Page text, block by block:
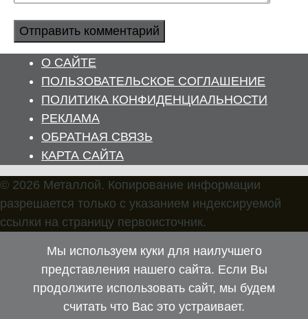
О САЙТЕ
ПОЛЬЗОВАТЕЛЬСКОЕ СОГЛАШЕНИЕ
ПОЛИТИКА КОНФИДЕНЦИАЛЬНОСТИ
РЕКЛАМА
ОБРАТНАЯ СВЯЗЬ
КАРТА САЙТА
© 2026 Металлой. Копирование информации
разрешается только с указанием индексируемой
ссылки на страницу первоисточник.
Мы используем куки для наилучшего
представления нашего сайта. Если Вы
продолжите использовать сайт, мы будем
считать что Вас это устраивает.